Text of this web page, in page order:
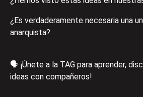
¿Es verdaderamente necesaria una
anarquista?
🗣️ ¡Únete a la TAG para aprender,
ideas con compañeros!